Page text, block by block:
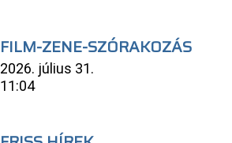
FILM-ZENE-SZÓRAKOZÁS
2026. július 31.
11:04